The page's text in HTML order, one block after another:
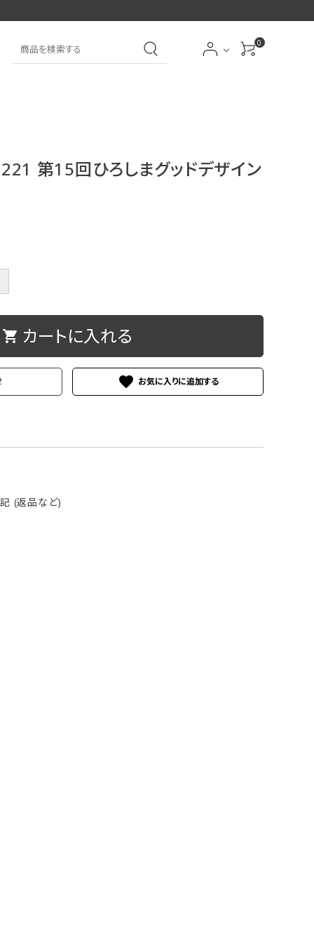
特大筆・珍品筆 学童用（初心者用）
前衛 大字
ケース
0
第15回ひろしまグッドデザイン
shopping_cart カートに入れる
favorite
(返品など)